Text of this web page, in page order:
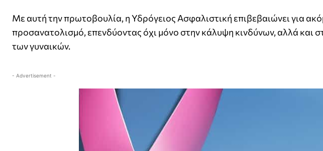
Με αυτή την πρωτοβουλία, η Υδρόγειος Ασφαλιστική επιβεβαιώνει για
προσανατολισμό, επενδύοντας όχι μόνο στην κάλυψη κινδύνων, αλλά και
των γυναικών.
- Advertisement -